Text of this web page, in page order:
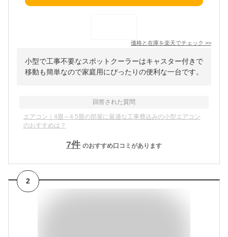
価格と在庫を楽天でチェック >>
小型で工事不要なスポットクーラーはキャスター付きで
移動も簡単なので家庭用にぴったりの便利な一台です。
回答された質問
エアコン｜4畳～4.5畳の部屋に最適な工事費込みの小型エアコン
のおすすめは？
7件 のおすすめ口コミがあります
2